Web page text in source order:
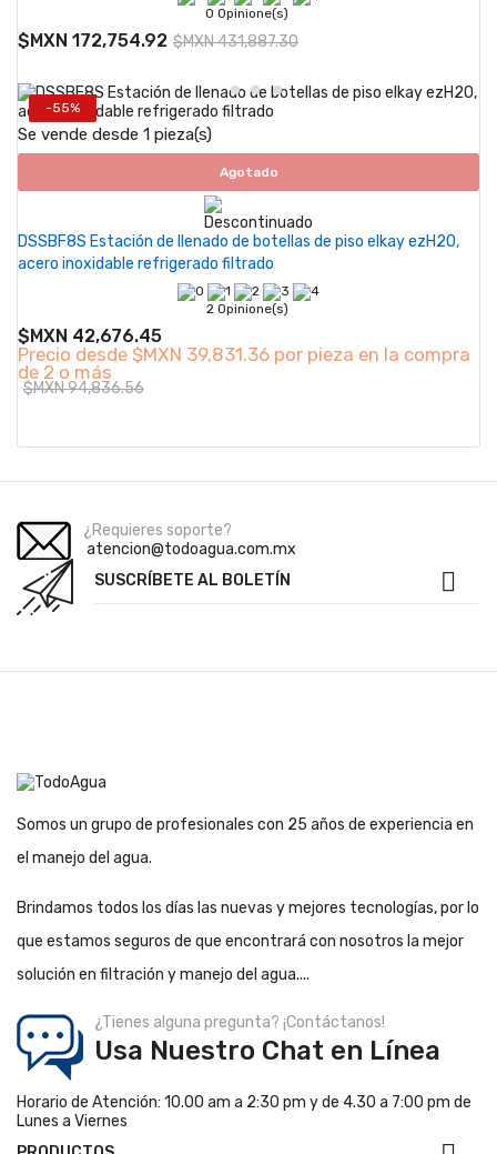
0 Opinione(s)
$MXN 172,754.92 $MXN 431,887.30
-55%
Se vende desde 1 pieza(s)
Agotado
DSSBF8S Estación de llenado de botellas de piso elkay ezH2O,
acero inoxidable refrigerado filtrado
2 Opinione(s)
$MXN 42,676.45
Precio desde $MXN 39,831.36 por pieza en la compra
de 2 o más
$MXN 94,836.56
¿Requieres soporte?
atencion@todoagua.com.mx
SUSCRÍBETE AL BOLETÍN

Somos un grupo de profesionales con 25 años de experiencia en
el manejo del agua.
Brindamos todos los días las nuevas y mejores tecnologías, por lo
que estamos seguros de que encontrará con nosotros la mejor
solución en filtración y manejo del agua....
¿Tienes alguna pregunta? ¡Contáctanos!
Usa Nuestro Chat en Línea
Horario de Atención: 10.00 am a 2:30 pm y de 4.30 a 7:00 pm de
Lunes a Viernes